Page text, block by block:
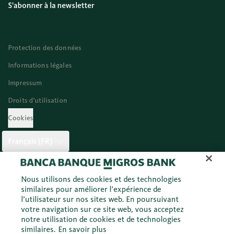
S'abonner à la newsletter
Protection des données
Informations légales
Impressum
Droits d’utilisation
Cookies
Twitter Facebook Instagram Youtube
© 2026 Banque Migros SA
Nous utilisons des cookies et des technologies
similaires pour améliorer l’expérience de
l’utilisateur sur nos sites web. En poursuivant
votre navigation sur ce site web, vous acceptez
notre utilisation de cookies et de technologies
similaires. En savoir plus